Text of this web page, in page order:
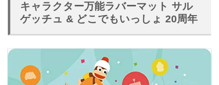
キャラクター万能ラバーマット サル
ゲッチュ & どこでもいっしょ 20周年